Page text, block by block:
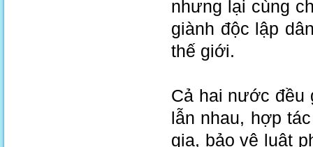
nhưng lại cùng
giành độc lập
thế giới.
Cả hai nước đều
lẫn nhau, hợp
gia, bảo vệ luật